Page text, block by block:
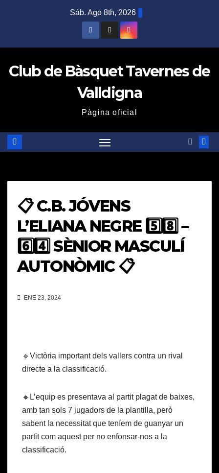
Sáb. Ago 8th, 2026
Club de Bàsquet Tavernes de
Valldigna
Pàgina oficial
📋 C.B. JÓVENS
L’ELIANA NEGRE 5️⃣8️⃣ –
6️⃣4️⃣ SÈNIOR MASCULÍ
AUTONÒMIC 📋
ENE 23, 2024
🔹Victòria important dels vallers contra un rival
directe a la classificació.
🔹L’equip es presentava al partit plagat de baixes,
amb tan sols 7 jugadors de la plantilla, però
sabent la necessitat que teníem de guanyar un
partit com aquest per no enfonsar-nos a la
classificació.